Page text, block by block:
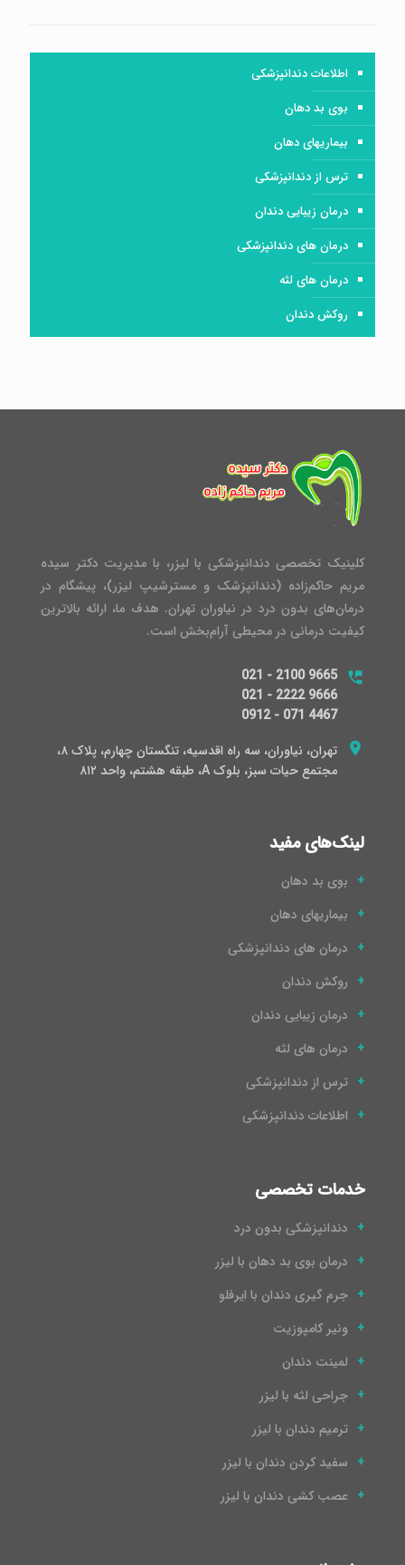
اطلاعات دندانپزشکی
بوی بد دهان
بیماریهای دهان
ترس از دندانپزشکی
درمان زیبایی دندان
درمان های دندانپزشکی
درمان های لثه
روکش دندان
کلینیک تخصصی دندانپزشکی با لیزر، با مدیریت دکتر سیده
مریم حاکم‌زاده (دندانپزشک و مسترشیپ لیزر)، پیشگام در
درمان‌های بدون درد در نیاوران تهران. هدف ما، ارائه بالاترین
کیفیت درمانی در محیطی آرام‌بخش است.
021 - 2100 9665
021 - 2222 9666
0912 - 071 4467
تهران، نیاوران، سه راه اقدسیه، تنگستان چهارم، پلاک ۸،
مجتمع حیات سبز، بلوک A، طبقه هشتم، واحد ۸۱۲
لینک‌های مفید
بوی بد دهان
بیماریهای دهان
درمان های دندانپزشکی
روکش دندان
درمان زیبایی دندان
درمان های لثه
ترس از دندانپزشکی
اطلاعات دندانپزشکی
خدمات تخصصی
دندانپزشکی بدون درد
درمان بوی بد دهان با لیزر
جرم گیری دندان با ایرفلو
ونیر کامپوزیت
لمینت دندان
جراحی لثه با لیزر
ترمیم دندان با لیزر
سفید کردن دندان با لیزر
عصب کشی دندان با لیزر